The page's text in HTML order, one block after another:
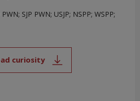
PWN; SJP PWN; USJP; NSPP; WSPP;
curiosity
Note, the link will open in a new